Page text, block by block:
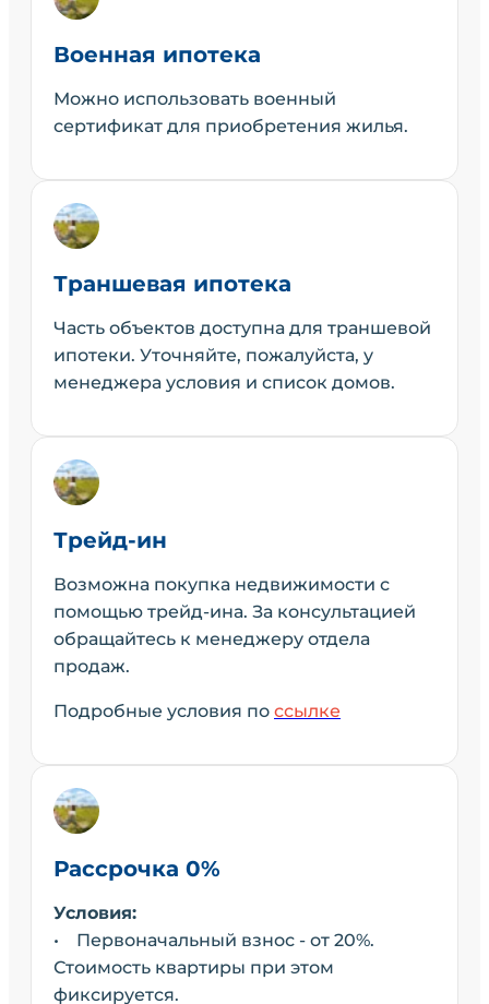
Военная ипотека
Можно использовать военный
сертификат для приобретения жилья.
Траншевая ипотека
Часть объектов доступна для траншевой
ипотеки. Уточняйте, пожалуйста, у
менеджера условия и список домов.
Трейд-ин
Возможна покупка недвижимости с
помощью трейд-ина. За консультацией
обращайтесь к менеджеру отдела
продаж.
Подробные условия по ссылке
Рассрочка 0%
Условия:
• Первоначальный взнос - от 20%.
Стоимость квартиры при этом
фиксируется.